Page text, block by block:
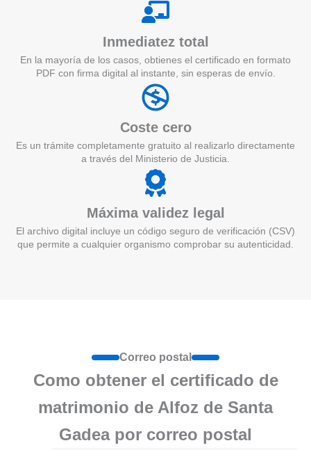
Inmediatez total
En la mayoría de los casos, obtienes el certificado en formato
PDF con firma digital al instante, sin esperas de envío.
Coste cero
Es un trámite completamente gratuito al realizarlo directamente
a través del Ministerio de Justicia.
Máxima validez legal
El archivo digital incluye un código seguro de verificación (CSV)
que permite a cualquier organismo comprobar su autenticidad.
Correo postal
Como obtener el certificado de
matrimonio de Alfoz de Santa
Gadea por correo postal